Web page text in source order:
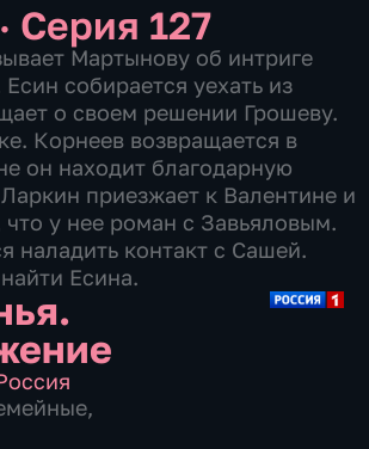
Серия 127
Мартынову об интриге
собирается уехать из
о своем решении Грошеву.
Корнеев возвращается в
он находит благодарную
приезжает к Валентине и
что у нее роман с Завьяловым.
наладить контакт с Сашей.
Есина.
,